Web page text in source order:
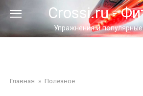
контенту
Crossi.ru -
Упражнения и
Главная » Полезное